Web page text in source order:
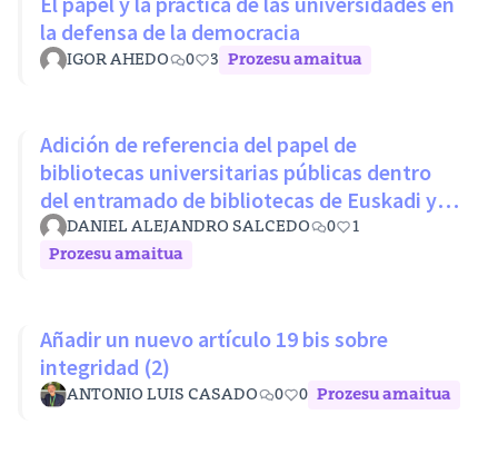
la defensa de la democracia
IGOR AHEDO 0 3 Prozesu amaitua
Adición de referencia del papel de
bibliotecas universitarias públicas dentro
del entramado de bibliotecas de Euskadi y
RLPE (Ley 11/2007 26 octubre)
DANIEL ALEJANDRO SALCEDO 0
1
Prozesu amaitua
Añadir un nuevo artículo 19 bis sobre
integridad (2)
ANTONIO LUIS CASADO 0 0 Prozesu amaitua